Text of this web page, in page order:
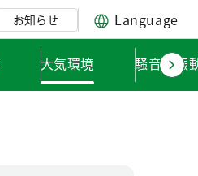
お知らせ Language
大気環境 騒音・振